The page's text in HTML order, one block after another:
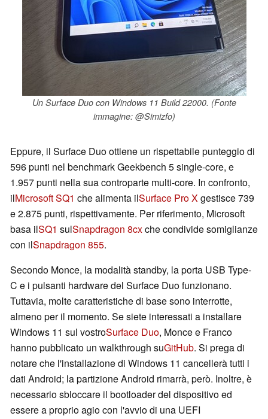
Un Surface Duo con Windows 11 Build 22000. (Fonte
immagine: @Simizfo)
Eppure, il Surface Duo ottiene un rispettabile punteggio di
596 punti nel benchmark Geekbench 5 single-core, e
1.957 punti nella sua controparte multi-core. In confronto,
ilMicrosoft SQ1 che alimenta ilSurface Pro Xgestisce 739
e 2.875 punti, rispettivamente. Per riferimento, Microsoft
basa ilSQ1 sulSnapdragon 8cxche condivide somiglianze
con ilSnapdragon 855.
Secondo Monce, la modalità standby, la porta USB Type-
C e i pulsanti hardware del Surface Duo funzionano.
Tuttavia, molte caratteristiche di base sono interrotte,
almeno per il momento. Se siete interessati a installare
Windows 11 sul vostroSurface Duo, Monce e Franco
hanno pubblicato un walkthrough suGitHub. Si prega di
notare che l'installazione di Windows 11 cancellerà tutti i
dati Android; la partizione Android rimarrà, però. Inoltre, è
necessario sbloccare il bootloader del dispositivo ed
essere a proprio agio con l'avvio di una UEFI